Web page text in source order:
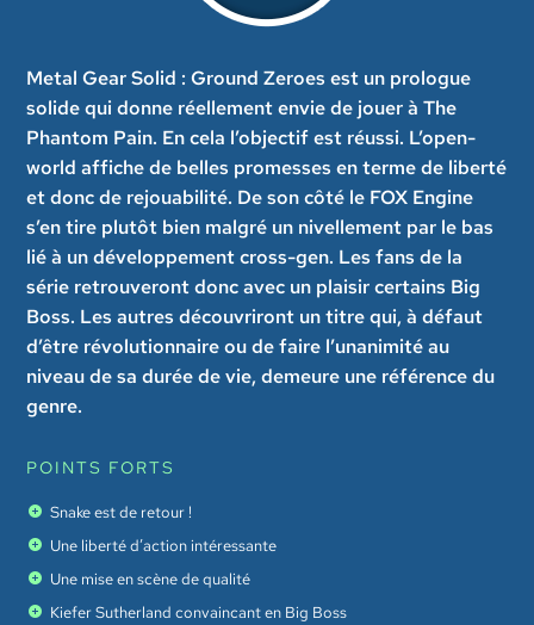
Metal Gear Solid : Ground Zeroes est un prologue
solide qui donne réellement envie de jouer à The
Phantom Pain. En cela l’objectif est réussi. L’open-
world affiche de belles promesses en terme de liberté
et donc de rejouabilité. De son côté le FOX Engine
s’en tire plutôt bien malgré un nivellement par le bas
lié à un développement cross-gen. Les fans de la
série retrouveront donc avec un plaisir certains Big
Boss. Les autres découvriront un titre qui, à défaut
d’être révolutionnaire ou de faire l’unanimité au
niveau de sa durée de vie, demeure une référence du
genre.
POINTS FORTS
Snake est de retour !
Une liberté d’action intéressante
Une mise en scène de qualité
Kiefer Sutherland convaincant en Big Boss